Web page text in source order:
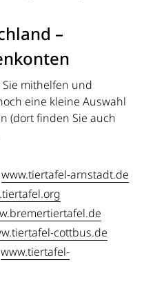
–
mithelfen und
eine kleine Auswahl
(dort finden Sie auch
www.tiertafel-arnstadt.de
cottbus.de
www.tiertafel-